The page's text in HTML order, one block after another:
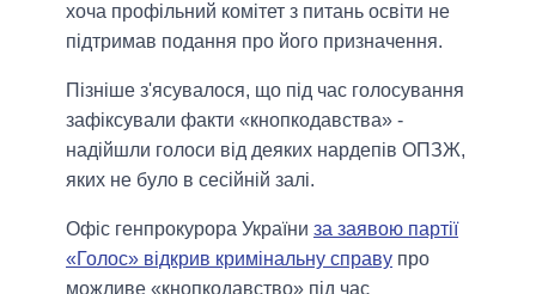
хоча профільний комітет з питань освіти не
підтримав подання про його призначення.
Пізніше з'ясувалося, що під час голосування
зафіксували факти «кнопкодавства» -
надійшли голоси від деяких нардепів ОПЗЖ,
яких не було в сесійній залі.
Офіс генпрокурора України за заявою партії
«Голос» відкрив кримінальну справу про
можливе «кнопкодавство» під час